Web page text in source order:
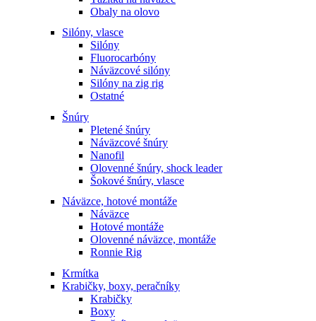
Obaly na olovo
Silóny, vlasce
Silóny
Fluorocarbóny
Náväzcové silóny
Silóny na zig rig
Ostatné
Šnúry
Pletené šnúry
Náväzcové šnúry
Nanofil
Olovenné šnúry, shock leader
Šokové šnúry, vlasce
Náväzce, hotové montáže
Náväzce
Hotové montáže
Olovenné náväzce, montáže
Ronnie Rig
Krmítka
Krabičky, boxy, peračníky
Krabičky
Boxy